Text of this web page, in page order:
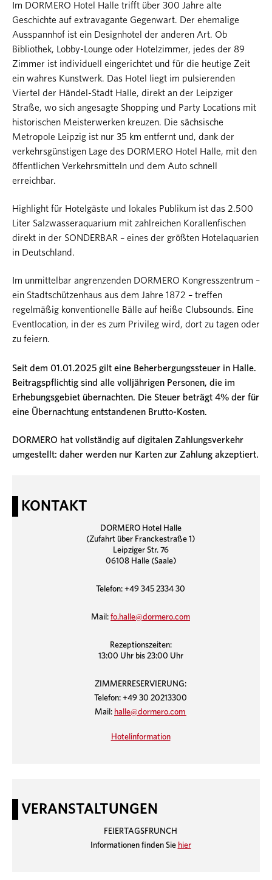
Im DORMERO Hotel Halle trifft über 300 Jahre alte
Geschichte auf extravagante Gegenwart. Der ehemalige
Ausspannhof ist ein Designhotel der anderen Art. Ob
Bibliothek, Lobby-Lounge oder Hotelzimmer, jedes der 89
Zimmer ist individuell eingerichtet und für die heutige Zeit
ein wahres Kunstwerk. Das Hotel liegt im pulsierenden
Viertel der Händel-Stadt Halle, direkt an der Leipziger
Straße, wo sich angesagte Shopping und Party Locations mit
historischen Meisterwerken kreuzen. Die sächsische
Metropole Leipzig ist nur 35 km entfernt und, dank der
verkehrsgünstigen Lage des DORMERO Hotel Halle, mit den
öffentlichen Verkehrsmitteln und dem Auto schnell
erreichbar.
Highlight für Hotelgäste und lokales Publikum ist das 2.500
Liter Salzwasseraquarium mit zahlreichen Korallenfischen
direkt in der SONDERBAR – eines der größten Hotelaquarien
in Deutschland.
Im unmittelbar angrenzenden DORMERO Kongresszentrum –
ein Stadtschützenhaus aus dem Jahre 1872 – treffen
regelmäßig konventionelle Bälle auf heiße Clubsounds. Eine
Eventlocation, in der es zum Privileg wird, dort zu tagen oder
zu feiern.
Seit dem 01.01.2025 gilt eine Beherbergungssteuer in Halle.
Beitragspflichtig sind alle volljährigen Personen, die im
Erhebungsgebiet übernachten. Die Steuer beträgt 4% der für
eine Übernachtung entstandenen Brutto-Kosten.
DORMERO hat vollständig auf digitalen Zahlungsverkehr
umgestellt: daher werden nur Karten zur Zahlung akzeptiert.
KONTAKT
DORMERO Hotel Halle
(Zufahrt über Franckestraße 1)
Leipziger Str. 76
06108 Halle (Saale)
Telefon: +49 345 2334 30
Mail: fo.halle@dormero.com
Rezeptionszeiten:
13:00 Uhr bis 23:00 Uhr
ZIMMERRESERVIERUNG:
Telefon: +49 30 20213300
Mail: halle@dormero.com
Hotelinformation
VERANSTALTUNGEN
FEIERTAGSFRUNCH
Informationen finden Sie hier